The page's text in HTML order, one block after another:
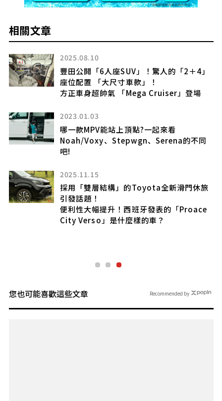
相關文章
2025.08.10
豐田公開「6人座SUV」！驚人的「2＋4」
座位配置 「大尺寸車款」！
方正車身超帥氣 「Mega Cruiser」登場
2023.01.03
哪一款MPV能站上頂點?一起來看
Noah/Voxy、Stepwgn、Serena的不同
吧!
2025.11.15
採用「雙層結構」的Toyota全新滑門休旅
引發話題！
便利性大幅提升！西班牙發表的「Proace
City Verso」是什麼樣的車？
您也可能喜歡這些文章 Recommended by